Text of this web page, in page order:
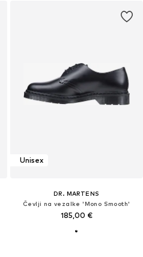
Unisex
DR. MARTENS
Čevlji na vezalke 'Mono Smooth'
185,00 €